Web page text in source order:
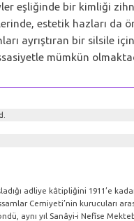
eşliğinde bir kimliği
estetik hazları da
ayrıştıran bir silsile
mümkün
adliye kâtipliğini 1911’e
Cemiyeti’nin kurucuları
aynı yıl Sanâyi-i Nefîse